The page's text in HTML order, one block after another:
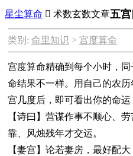
星尘算命  术数玄数文章五
类别: 命里知识 > 宫度算命
宫度算命精确到每个小时，
命结果不一样。
用自己的农
宫几度后，即可看出你的命运
【诗曰】营谋作事不顺心、
靠、风烛残年才交运。
【妻宫】论若妻房，最好配